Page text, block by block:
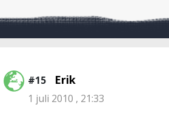
#15 Erik
1 juli 2010 , 21:33